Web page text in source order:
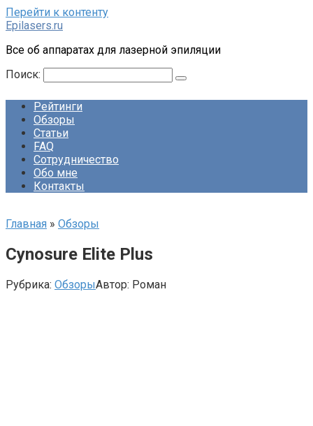
Перейти к контенту
Epilasers.ru
Все об аппаратах для лазерной эпиляции
Поиск:
Рейтинги
Обзоры
Статьи
FAQ
Сотрудничество
Обо мне
Контакты
Главная » Обзоры
Cynosure Elite Plus
Рубрика: ОбзорыАвтор: Роман